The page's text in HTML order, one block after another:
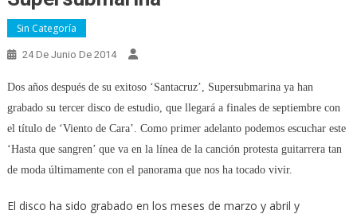
Sin Categoría
24 De Junio De 2014
Dos años después de su exitoso ‘Santacruz’, Supersubmarina ya han
grabado su tercer disco de estudio, que llegará a finales de septiembre con
el título de ‘Viento de Cara’. Como primer adelanto podemos escuchar este
‘Hasta que sangren’ que va en la línea de la canción protesta guitarrera tan
de moda últimamente con el panorama que nos ha tocado vivir.
El disco ha sido grabado en los meses de marzo y abril y